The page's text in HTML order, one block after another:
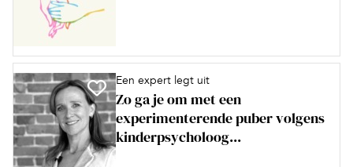
Een expert legt uit
Zo ga je om met een
experimenterende puber volgens
kinderpsycholoog...